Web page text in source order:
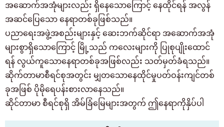
အဆောက်အအုံများလည်း ရှိနေသောကြောင့် နေထိုင်ရန် အလွန်
အဆင်ပြေသော နေရာတစ်ခုဖြစ်သည်။
ပညာရေးအဖွဲ့အစည်းများနှင့် ဆေးဘက်ဆိုင်ရာ အဆောက်အအုံ
များစွာရှိသောကြောင့် မြို့သည် ကလေးများကို ပြုစုပျိုးထောင်
ရန် လွယ်ကူသောနေရာတစ်ခုအဖြစ်လည်း သတ်မှတ်ခံရသည်။
ဆိုက်တာမာစီရင်စုအတွင်း မျှတသောနေထိုင်မှုပတ်ဝန်းကျင်တစ်
ခုအဖြစ် ပိုမိုရေပန်းစားလာနေသည်။
ဆိုင်တာမာ စီရင်စုရှိ အိမ်ခြံမြေများအတွက် ဤနေရာကိုနှိပ်ပါ